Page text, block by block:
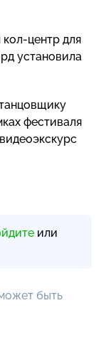
кол-центр для
установила
фестиваля
или
быть